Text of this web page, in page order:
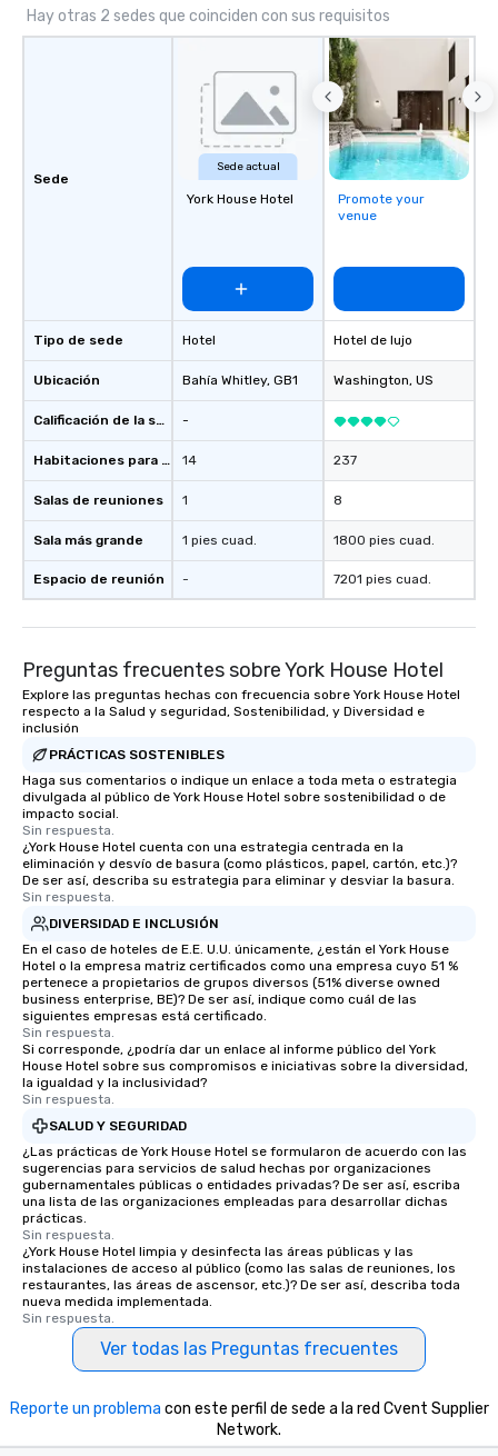
involved with each
acquisition to
planning through
ongoing management
resolution. The team you see during
the sales process is
be managing your
Hay otras 2 sedes que coinciden con sus requisitos
Sede
Tipo de sede
Ubicación
Calificación de la sede
Habitaciones para huéspedes
Salas de reuniones
Sala más grande
Espacio de reunión
Sede actual
York House Hotel
Hotel
Bahía Whitley, GB1
-
14
1
1 pies cuad.
-
Promote your
venue
Hotel de lujo
Washington, US
237
8
1800 pies cuad.
7201 pies cuad.
Preguntas frecuentes sobre York House Hotel
Explore las preguntas hechas con frecuencia sobre York House Hotel
respecto a la Salud y seguridad, Sostenibilidad, y Diversidad e
inclusión
PRÁCTICAS SOSTENIBLES
Haga sus comentarios o indique un enlace a toda meta o estrategia
divulgada al público de York House Hotel sobre sostenibilidad o de
impacto social.
Sin respuesta.
¿York House Hotel cuenta con una estrategia centrada en la
eliminación y desvío de basura (como plásticos, papel, cartón, etc.)?
De ser así, describa su estrategia para eliminar y desviar la basura.
Sin respuesta.
DIVERSIDAD E INCLUSIÓN
En el caso de hoteles de E.E. U.U. únicamente, ¿están el York House
Hotel o la empresa matriz certificados como una empresa cuyo 51 %
pertenece a propietarios de grupos diversos (51% diverse owned
business enterprise, BE)? De ser así, indique como cuál de las
siguientes empresas está certificado.
Sin respuesta.
Si corresponde, ¿podría dar un enlace al informe público del York
House Hotel sobre sus compromisos e iniciativas sobre la diversidad,
la igualdad y la inclusividad?
Sin respuesta.
SALUD Y SEGURIDAD
¿Las prácticas de York House Hotel se formularon de acuerdo con las
sugerencias para servicios de salud hechas por organizaciones
gubernamentales públicas o entidades privadas? De ser así, escriba
una lista de las organizaciones empleadas para desarrollar dichas
prácticas.
Sin respuesta.
¿York House Hotel limpia y desinfecta las áreas públicas y las
instalaciones de acceso al público (como las salas de reuniones, los
restaurantes, las áreas de ascensor, etc.)? De ser así, describa toda
nueva medida implementada.
Sin respuesta.
Ver todas las Preguntas frecuentes
Reporte un problema con este perfil de sede a la red Cvent Supplier
Network.